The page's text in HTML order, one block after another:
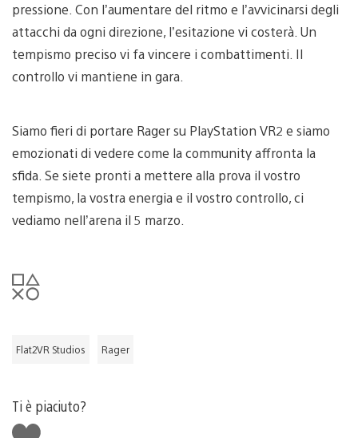
pressione. Con l’aumentare del ritmo e l’avvicinarsi degli
attacchi da ogni direzione, l’esitazione vi costerà. Un
tempismo preciso vi fa vincere i combattimenti. Il
controllo vi mantiene in gara.
Siamo fieri di portare Rager su PlayStation VR2 e siamo
emozionati di vedere come la community affronta la
sfida. Se siete pronti a mettere alla prova il vostro
tempismo, la vostra energia e il vostro controllo, ci
vediamo nell’arena il 5 marzo.
Flat2VR Studios Rager
Ti è piaciuto?
Mi